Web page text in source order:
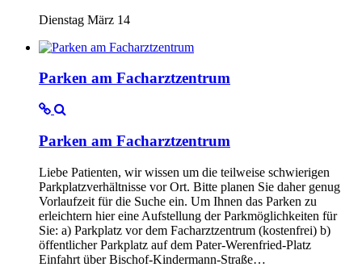
Dienstag März 14
Parken am Facharztzentrum
Parken am Facharztzentrum
Liebe Patienten, wir wissen um die teilweise schwierigen
Parkplatzverhältnisse vor Ort. Bitte planen Sie daher genug
Vorlaufzeit für die Suche ein. Um Ihnen das Parken zu
erleichtern hier eine Aufstellung der Parkmöglichkeiten für
Sie: a) Parkplatz vor dem Facharztzentrum (kostenfrei) b)
öffentlicher Parkplatz auf dem Pater-Werenfried-Platz
Einfahrt über Bischof-Kindermann-Straße…